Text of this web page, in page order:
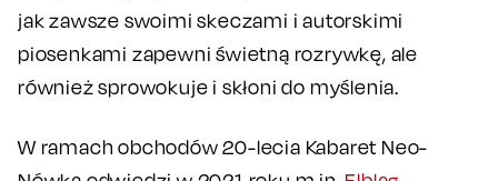
jak zawsze swoimi skeczami i autorskimi
piosenkami zapewni świetną rozrywkę, ale
również sprowokuje i skłoni do myślenia.
W ramach obchodów 20-lecia Kabaret Neo-